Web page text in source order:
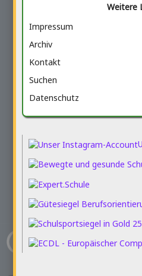
Weitere
Impressum
Archiv
Kontakt
Suchen
Datenschutz